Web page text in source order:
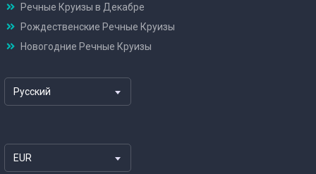
Речные Круизы в Декабре
Рождественские Речные Круизы
Новогодние Речные Круизы
Русский
EUR